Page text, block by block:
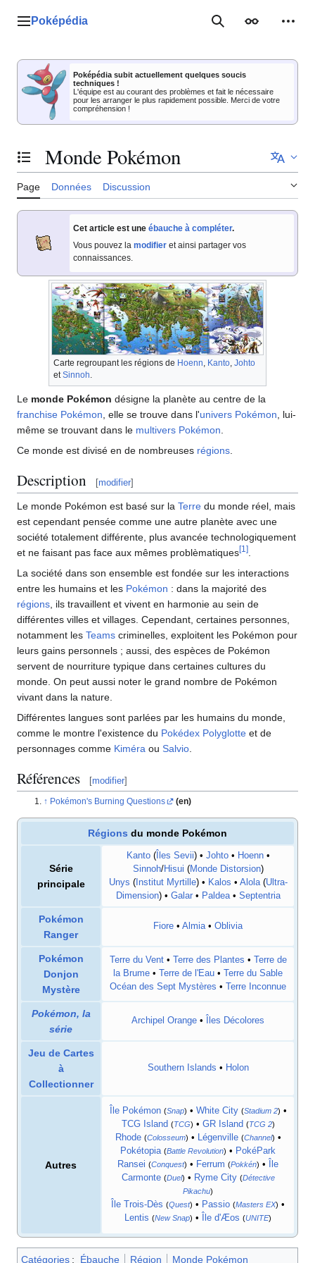
Menu principal
Poképédia RechercherApparence
Poképédia subit actuellement quelques soucis
techniques !
L'équipe est au courant des problèmes et fait le nécessaire
pour les arranger le plus rapidement possible. Merci de votre
compréhension !
Basculer la table des matières
Monde Pokémon
Page Données Discussion
Cet article est une ébauche à compléter.
Vous pouvez la modifier et ainsi partager vos
connaissances.
Carte regroupant les régions de Hoenn Kanto Johto
etSinnoh
Le monde Pokémon désigne la planète au centre de la
franchise Pokémon , elle se trouve dans l'univers Pokémon , lui-
même se trouvant dans le multivers Pokémon
Ce monde est divisé en de nombreuses régions
Description [modifier]
Le monde Pokémon est basé sur la Terre du monde réel, mais
est cependant pensée comme une autre planète avec une
société totalement différente, plus avancée technologiquement
et ne faisant pas face aux mêmes problèmatiques[1 ]
La société dans son ensemble est fondée sur les interactions
entre les humains et les Pokémon : dans la majorité des
régions , ils travaillent et vivent en harmonie au sein de
différentes villes et villages. Cependant, certaines personnes,
notamment les Teams criminelles, exploitent les Pokémon pour
leurs gains personnels ; aussi, des espèces de Pokémon
servent de nourriture typique dans certaines cultures du
monde. On peut aussi noter le grand nombre de Pokémon
vivant dans la nature.
Différentes langues sont parlées par les humains du monde,
comme le montre l'existence du Pokédex Polyglotte et de
personnages comme Kiméra ou Salvio
Références [modifier]
Pokémon's Burning Questions (en)
Régions du monde Pokémon
Série
principale
Kanto(Îles Sevii) • Johto• Hoenn•
Sinnoh/Hisui (Monde Distorsion)
Unys (Institut Myrtille) • Kalos • Alola(Ultra-
Dimension) • Galar• Paldea• Septentria
Pokémon
Ranger
Fiore • Almia• Oblivia
Pokémon
Donjon
Mystère
Terre du Vent• Terre des Plantes •
Terre de
la Brume • Terre de l'Eau •
Terre du Sable
Océan des Sept Mystères • Terre Inconnue
Pokémon, la
série
Archipel Orange • Îles Décolores
Jeu de Cartes
à
Collectionner
Southern Islands • Holon
Autres
Île Pokémon (Snap) • White City (Stadium 2) •
TCG Island (TCG) • GR Island (TCG 2)
Rhode (Colosseum) • Légenville (Channel) •
Pokétopia (Battle Revolution) • PokéPark
Ransei (Conquest) • Ferrum (Pokkén) •
Île
Carmonte (Duel) • Ryme City (Détective
Pikachu)
Île Trois-Dès (Quest) • Passio (Masters EX) •
Lentis (New Snap) • Île d'Æos (UNITE)
Catégories : Ébauche Région Monde Pokémon